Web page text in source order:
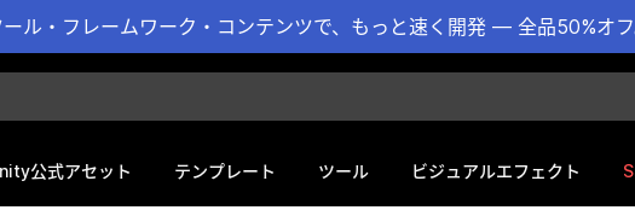
ル・フレームワーク・コンテンツで、もっと速く開発 — 全品50%オフ
公式アセット テンプレート ツール ビジュアルエフェクト